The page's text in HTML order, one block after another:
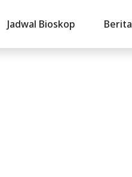
Jadwal Bioskop Berita